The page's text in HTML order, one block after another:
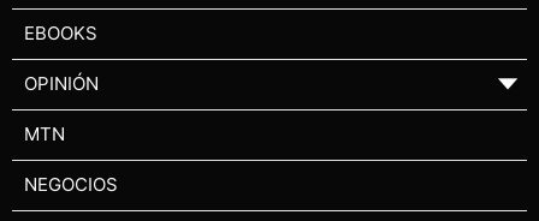
EBOOKS
OPINIÓN ▼
MTN
NEGOCIOS